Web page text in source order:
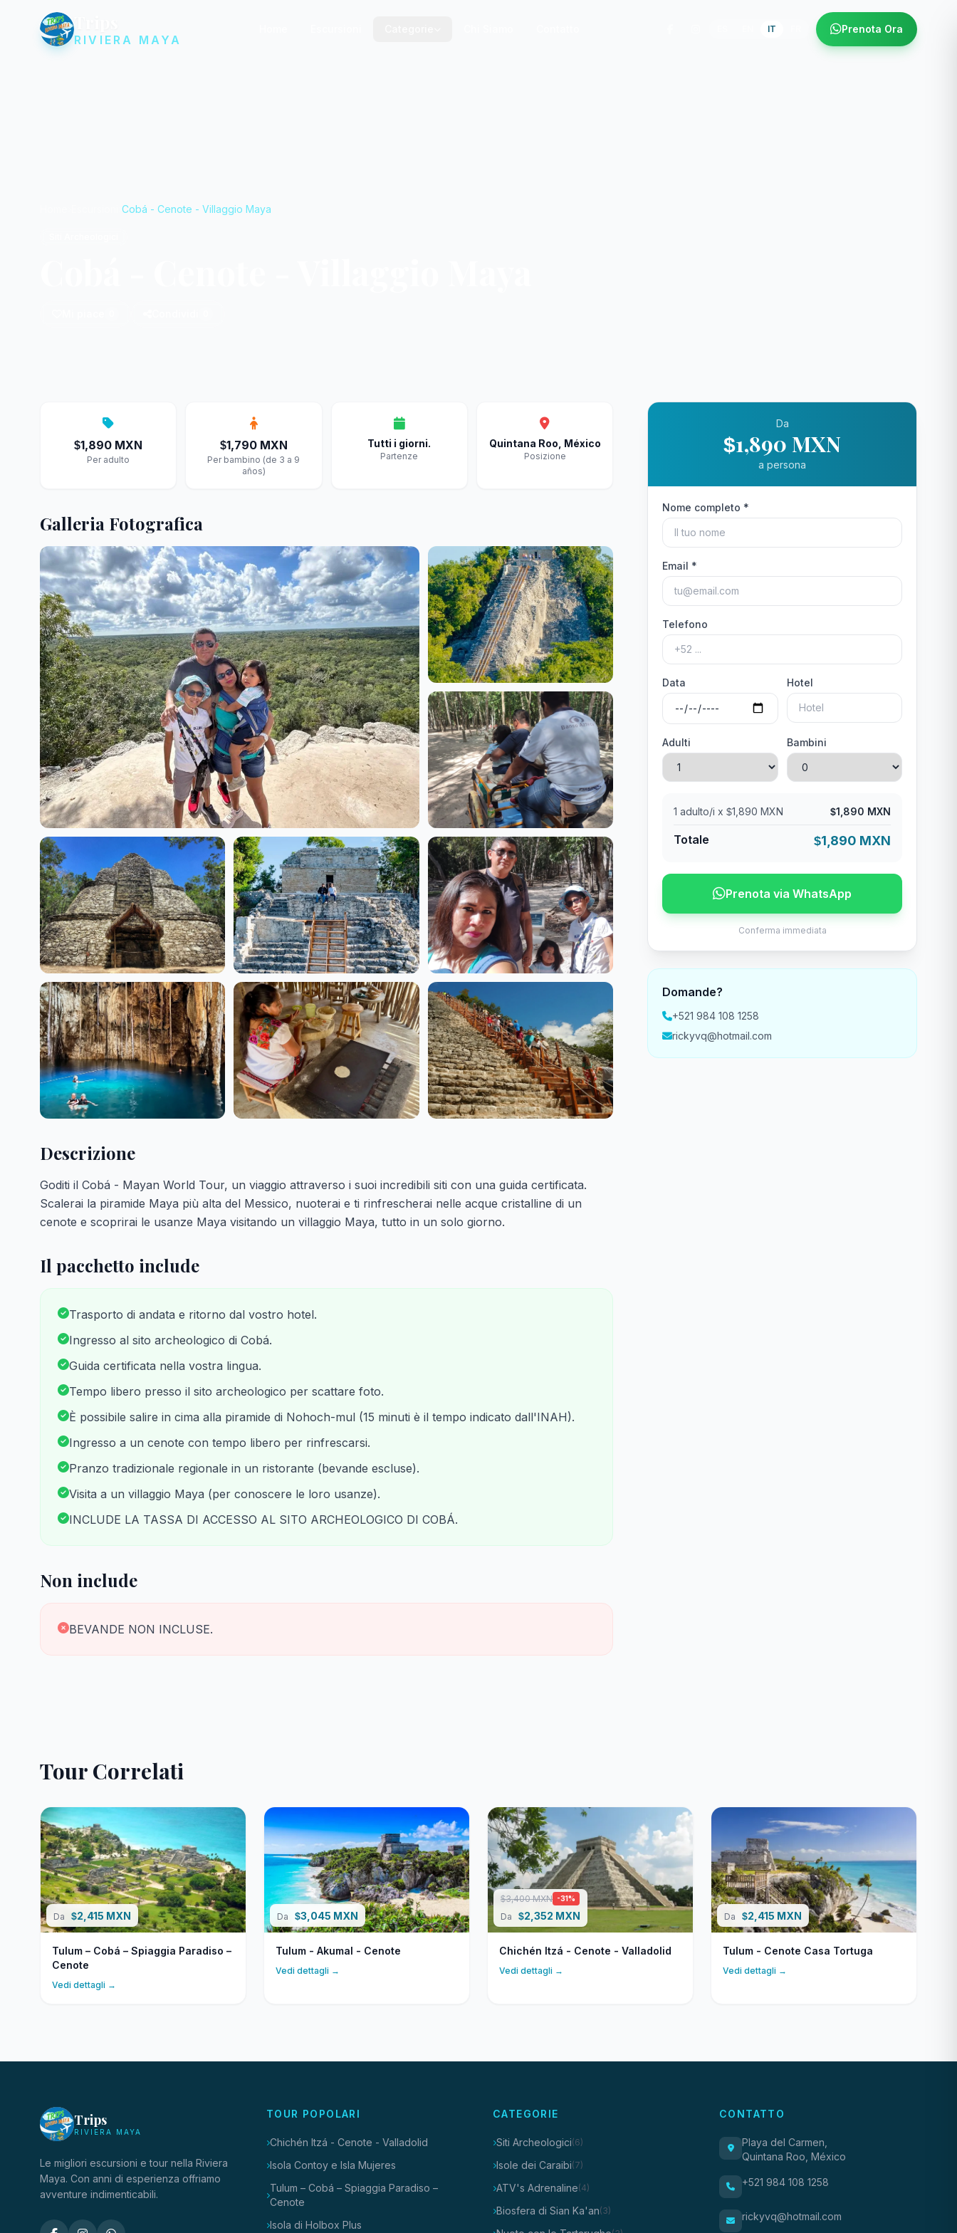
RIVIERA MAYA
IT Prenota Ora
Cobá - Cenote - Villaggio Maya
$1,890 MXN
Per adulto
$1,790 MXN
Per bambino (de 3 a 9
años)
Tutti i giorni.
Partenze
Quintana Roo, México
Posizione
Galleria Fotografica
Descrizione
Goditi il ​​Cobá - Mayan World Tour, un viaggio attraverso i suoi incredibili siti con una guida certificata.
Scalerai la piramide Maya più alta del Messico, nuoterai e ti rinfrescherai nelle acque cristalline di un
cenote e scoprirai le usanze Maya visitando un villaggio Maya, tutto in un solo giorno.
Il pacchetto include
Trasporto di andata e ritorno dal vostro hotel.
Ingresso al sito archeologico di Cobá.
Guida certificata nella vostra lingua.
Tempo libero presso il sito archeologico per scattare foto.
È possibile salire in cima alla piramide di Nohoch-mul (15 minuti è il tempo indicato dall'INAH).
Ingresso a un cenote con tempo libero per rinfrescarsi.
Pranzo tradizionale regionale in un ristorante (bevande escluse).
Visita a un villaggio Maya (per conoscere le loro usanze).
INCLUDE LA TASSA DI ACCESSO AL SITO ARCHEOLOGICO DI COBÁ.
Non include
BEVANDE NON INCLUSE.
Da
$1,890 MXN
a persona
Nome completo *
Email *
Telefono
Data Hotel
Adulti Bambini
1 adulto/i x$1,890 MXN $1,890 MXN
Totale $1,890 MXN
Prenota via WhatsApp
Conferma immediata
Domande?
+521 984 108 1258
rickyvq@hotmail.com
Tour Correlati
Da $2,415 MXN
Tulum – Cobá – Spiaggia Paradiso –
Cenote
Vedi dettagli →
Da $3,045 MXN
Tulum - Akumal - Cenote
Vedi dettagli →
$3,400 MXN -31%
Da $2,352 MXN
Chichén Itzá - Cenote - Valladolid
Vedi dettagli →
Da $2,415 MXN
Tulum - Cenote Casa Tortuga
Vedi dettagli →
Trips
RIVIERA MAYA
Le migliori escursioni e tour nella Riviera
Maya. Con anni di esperienza offriamo
avventure indimenticabili.
TOUR POPOLARI
Chichén Itzá - Cenote - Valladolid
Isola Contoy e Isla Mujeres
Tulum – Cobá – Spiaggia Paradiso –
Cenote
Isola di Holbox Plus
CATEGORIE
Siti Archeologici(6)
Isole dei Caraibi(7)
ATV's Adrenaline(4)
Biosfera di Sian Ka'an(3)
CONTATTO
Playa del Carmen,
Quintana Roo, México
+521 984 108 1258
rickyvq@hotmail.com